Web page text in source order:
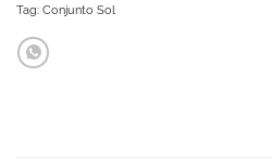
Tag: Conjunto Sol